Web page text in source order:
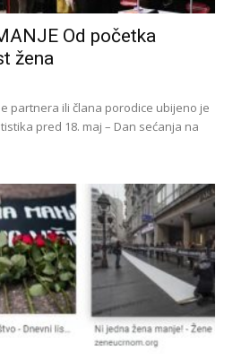
Od početka
žena
partnera ili člana porodice ubijeno je
pred 18. maj – Dan sećanja na